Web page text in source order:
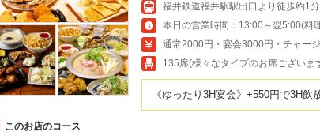
福井鉄道福井駅駅出口より徒歩約1分
本日の営業時間：13:00～翌5:00(料
通常2000円・宴会3000円・チャー
135席(様々なタイプのお席ございま
《ゆったり3H宴会》+550円で3H
このお店のコース